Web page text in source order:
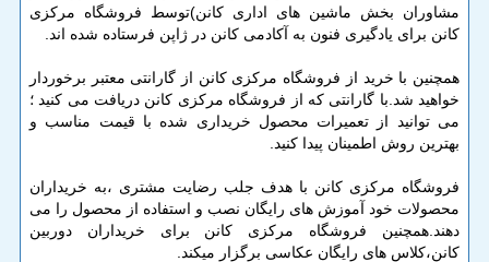
مشاوران بخش ماشین های اداری کانن)توسط فروشگاه مرکزی
کانن برای یادگیری فنون به آکادمی کانن در ژاپن فرستاده شده اند.
همچنین با خرید از فروشگاه مرکزی کانن از گارانتی معتبر برخوردار
خواهید شد.با گارانتی که از فروشگاه مرکزی کانن دریافت می کنید ؛
می توانید از تعمیرات محصول خریداری شده با قیمت مناسب و
بهترین روش اطمینان پیدا کنید.
فروشگاه مرکزی کانن با هدف جلب رضایت مشتری ،به خریداران
محصولات خود آموزش های رایگان نصب و استفاده از محصول را می
دهند.همچنین فروشگاه مرکزی کانن برای خریداران دوربین
کانن،کلاس های رایگان عکاسی برگزار میکند.